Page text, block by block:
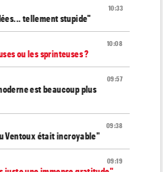
10:33
tellement stupide"
10:08
ou les sprinteuses ?
09:57
est beaucoup plus
09:38
Ventoux était incroyable"
09:19